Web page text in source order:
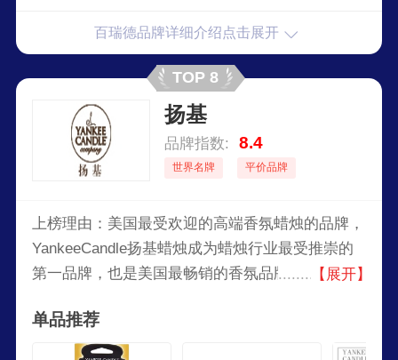
百瑞德品牌详细介绍点击展开
TOP 8
扬基
品牌指数: 8.4
世界名牌 平价品牌
上榜理由：美国最受欢迎的高端香氛蜡烛的品牌，
YankeeCandle扬基蜡烛成为蜡烛行业最受推崇的
第一品牌，也是美国最畅销的香氛品牌。今天，
最多又最引人注目的蜡烛和家用香氛产品。除了
yannkeecanlde著名的暖屋香氛蜡烛系列外，
【展开】
单品推荐